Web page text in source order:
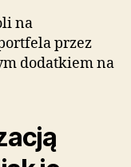
na
przez
dodatkiem na